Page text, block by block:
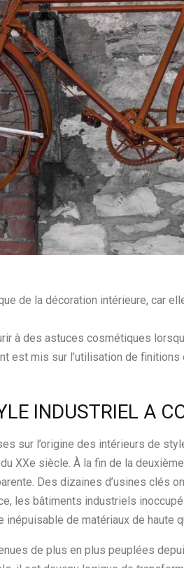
de la décoration intérieure, car
à des astuces cosmétiques
est mis sur l’utilisation de finitions
INDUSTRIEL A
sur l’origine des intérieurs de
XXe siècle. À la fin de la
Des dizaines d’usines clés
les bâtiments industriels
de matériaux de haute
de plus en plus peuplées